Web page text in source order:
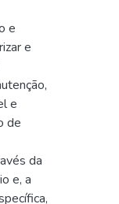
e
e
e
de
da
e, a